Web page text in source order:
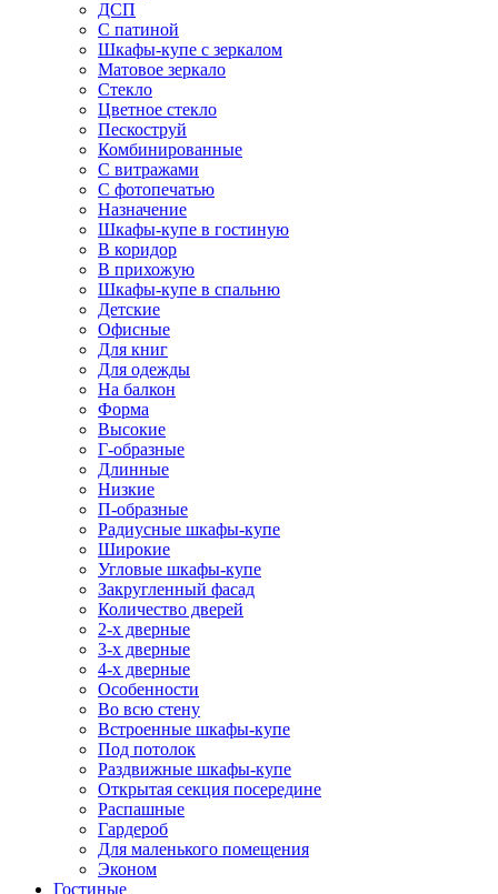
ДСП
С патиной
Шкафы-купе с зеркалом
Матовое зеркало
Стекло
Цветное стекло
Пескоструй
Комбинированные
С витражами
С фотопечатью
Назначение
Шкафы-купе в гостиную
В коридор
В прихожую
Шкафы-купе в спальню
Детские
Офисные
Для книг
Для одежды
На балкон
Форма
Высокие
Г-образные
Длинные
Низкие
П-образные
Радиусные шкафы-купе
Широкие
Угловые шкафы-купе
Закругленный фасад
Количество дверей
2-х дверные
3-х дверные
4-х дверные
Особенности
Во всю стену
Встроенные шкафы-купе
Под потолок
Раздвижные шкафы-купе
Открытая секция посередине
Распашные
Гардероб
Для маленького помещения
Эконом
Гостиные